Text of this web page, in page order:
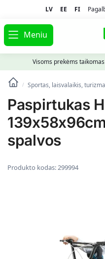
LV EE FI
Meniu
Visoms prekėms taikomas
/ Sportas, laisvalaikis,
Paspirtukas
spalvos
Produkto kodas:299994